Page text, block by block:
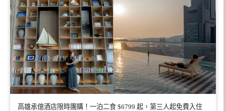
高雄承億酒店限時團購！一泊二食 $6799 起，第三人起免費入住